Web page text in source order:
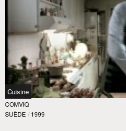
Cuisine
COMVIQ
SUÈDE / 1999